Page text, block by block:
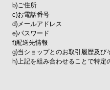
b)ご住所
c)お電話番号
d)メールアドレス
e)パスワード
f)配送先情報
g)当ショップとのお取引履歴及び
h)上記を組み合わせることで特定